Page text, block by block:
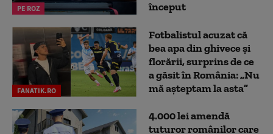
PE ROZ
început
FANATIK.RO
Fotbalistul acuzat că
bea apa din ghivece și
florării, surprins de ce
a găsit în România: „Nu
mă așteptam la asta”
4.000 lei amendă
tuturor românilor care